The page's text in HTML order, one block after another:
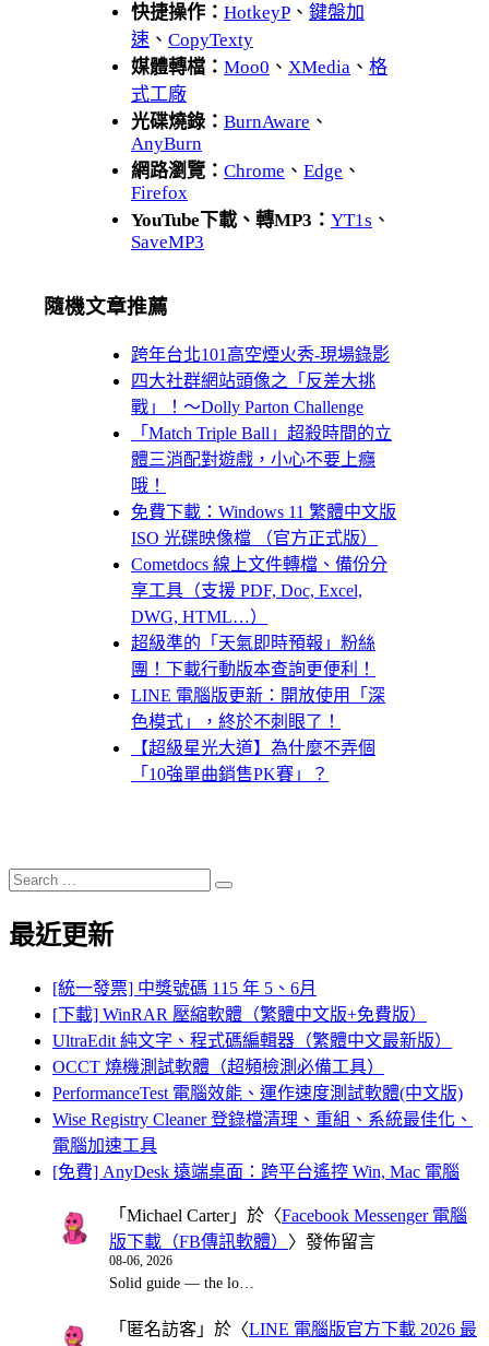
快捷操作： HotkeyP 、 鍵盤加
速 、 CopyTexty
媒體轉檔： Moo0 、 XMedia 、 格
式工廠
光碟燒錄： BurnAware 、
AnyBurn
網路瀏覽： Chrome 、 Edge 、
Firefox
YouTube下載、轉MP3： YT1s 、
SaveMP3
隨機文章推薦
跨年台北101高空煙火秀-現場錄影
四大社群網站頭像之「反差大挑
戰」！～Dolly Parton Challenge
「Match Triple Ball」超殺時間的立
體三消配對遊戲，小心不要上癮
哦！
免費下載：Windows 11 繁體中文版
ISO 光碟映像檔 （官方正式版）
Cometdocs 線上文件轉檔、備份分
享工具（支援 PDF, Doc, Excel,
DWG, HTML…）
超級準的「天氣即時預報」粉絲
團！下載行動版本查詢更便利！
LINE 電腦版更新：開放使用「深
色模式」，終於不刺眼了！
【超級星光大道】為什麼不弄個
「10強單曲銷售PK賽」？
Search
for:
Search
最近更新
[統一發票] 中獎號碼 115 年 5、6月
[下載] WinRAR 壓縮軟體（繁體中文版+免費版）
UltraEdit 純文字、程式碼編輯器（繁體中文最新版）
OCCT 燒機測試軟體（超頻檢測必備工具）
PerformanceTest 電腦效能、運作速度測試軟體(中文版)
Wise Registry Cleaner 登錄檔清理、重組、系統最佳化、
電腦加速工具
[免費] AnyDesk 遠端桌面：跨平台遙控 Win, Mac 電腦
「 Michael Carter」於〈Facebook Messenger 電腦
版下載（FB傳訊軟體） 〉發佈留言
08-06, 2026
Solid guide — the lo…
「 匿名訪客 」於〈LINE 電腦版官方下載 2026 最